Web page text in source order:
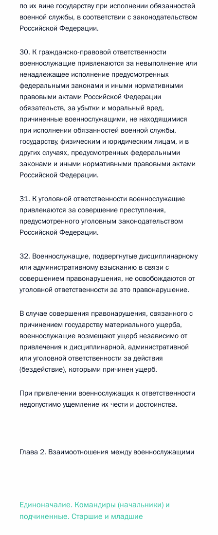
по их вине государству при исполнении обязанностей
военной службы, в соответствии с законодательством
Российской Федерации.
30. К гражданско-правовой ответственности
военнослужащие привлекаются за невыполнение или
ненадлежащее исполнение предусмотренных
федеральными законами и иными нормативными
правовыми актами Российской Федерации
обязательств, за убытки и моральный вред,
причиненные военнослужащими, не находящимися
при исполнении обязанностей военной службы,
государству, физическим и юридическим лицам, и в
других случаях, предусмотренных федеральными
законами и иными нормативными правовыми актами
Российской Федерации.
31. К уголовной ответственности военнослужащие
привлекаются за совершение преступления,
предусмотренного уголовным законодательством
Российской Федерации.
32. Военнослужащие, подвергнутые дисциплинарному
или административному взысканию в связи с
совершением правонарушения, не освобождаются от
уголовной ответственности за это правонарушение.
В случае совершения правонарушения, связанного с
причинением государству материального ущерба,
военнослужащие возмещают ущерб независимо от
привлечения к дисциплинарной, административной
или уголовной ответственности за действия
(бездействие), которыми причинен ущерб.
При привлечении военнослужащих к ответственности
недопустимо ущемление их чести и достоинства.
Глава 2. Взаимоотношения между военнослужащими
Единоначалие. Командиры (начальники) и
подчиненные. Старшие и младшие